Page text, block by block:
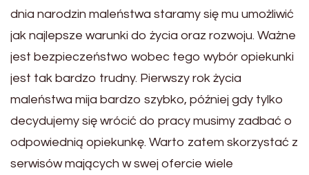
dnia narodzin maleństwa staramy się mu umożliwić
jak najlepsze warunki do życia oraz rozwoju. Ważne
jest bezpieczeństwo wobec tego wybór opiekunki
jest tak bardzo trudny. Pierwszy rok życia
maleństwa mija bardzo szybko, później gdy tylko
decydujemy się wrócić do pracy musimy zadbać o
odpowiednią opiekunkę. Warto zatem skorzystać z
serwisów mających w swej ofercie wiele